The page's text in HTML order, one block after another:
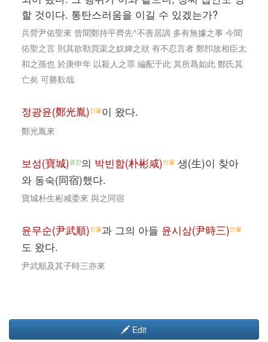
할 것이다. 통탄스러움을 이길 수 있겠는가?
兵營尹佑聖來 曾聞鄭持平齊先^不善居謫 多有無據之事 今聞
佑聖之言 則其欲勒買渠之奴婢之狀 有不忍言者 鄭卽故相臣太
和之孫也 於庚申年 以殺人之罪 編配于此 其所爲如此 鄭氏其
亡矣 可勝歎哉
정광윤(鄭光胤)인물이 왔다.
鄭光胤來
보성(寶城)공간의 박빈함(朴彬咸)인물 생(生)이 찾아
와 동숙(同宿)했다.
寶城朴生彬咸委來 與之同宿
윤무순(尹武順)인물과 그의 아들 윤시삼(尹時三)인물
도 왔다.
尹武順及其子時三亦來
Edit